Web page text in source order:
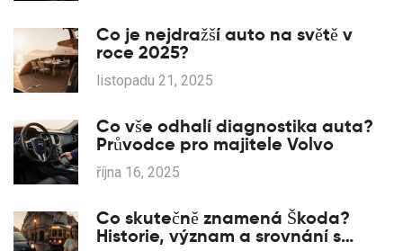
Co je nejdražší auto na světě v
roce 2025?
listopadu 21, 2025
Co vše odhalí diagnostika auta?
Průvodce pro majitele Volvo
října 16, 2025
Co skutečně znamená Škoda?
Historie, význam a srovnání s